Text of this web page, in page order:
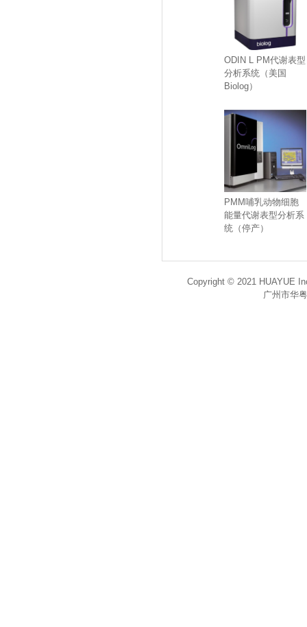
ODIN L PM代谢表型
分析系统（美国
Biolog）
PMM哺乳动物细胞
能量代谢表型分析系
统（停产）
Copyright © 2021 HUAYUE
广州市华